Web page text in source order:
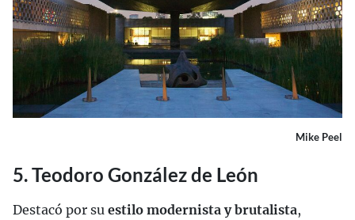
Mike Peel
5. Teodoro González de León
Destacó por su estilo modernista y brutalista,